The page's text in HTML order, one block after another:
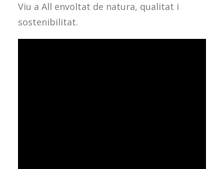
Viu a All envoltat de natura, qualitat i
sostenibilitat.